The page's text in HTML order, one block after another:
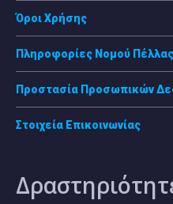
Όροι Χρήσης
Πληροφορίες Νομού Πέλλας
Προστασία Προσωπικών
Στοιχεία Επικοινωνίας